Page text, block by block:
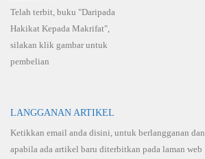
Telah terbit, buku "Daripada
Hakikat Kepada Makrifat",
silakan klik gambar untuk
pembelian
LANGGANAN ARTIKEL
Ketikkan email anda disini, untuk berlangganan
apabila ada artikel baru diterbitkan pada laman web